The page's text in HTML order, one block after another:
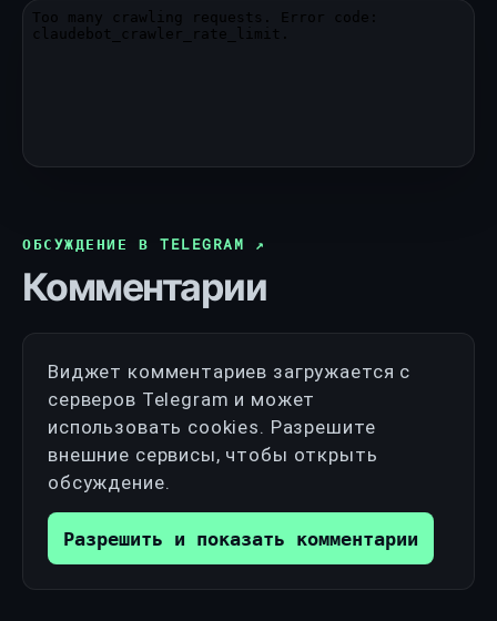
ОБСУЖДЕНИЕ В TELEGRAM ↗
Комментарии
Виджет комментариев загружается с
серверов Telegram и может
использовать cookies. Разрешите
внешние сервисы, чтобы открыть
обсуждение.
Разрешить и показать комментарии